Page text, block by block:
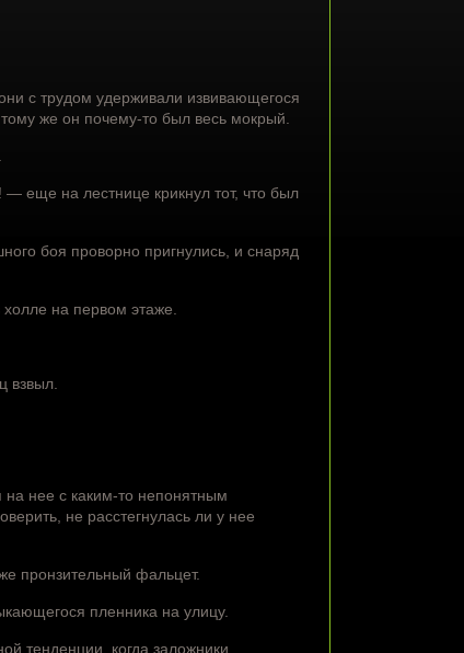
с трудом удерживали извивающегося
же он почему-то был весь мокрый.
еще на лестнице крикнул тот, что был
боя проворно пригнулись, и снаряд
на первом этаже.
взвыл.
на нее с каким-то непонятным
не расстегнулась ли у нее
пронзительный фальцет.
пленника на улицу.
тенденции, когда заложники